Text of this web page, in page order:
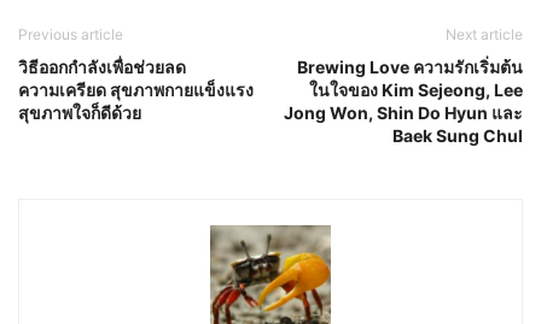
Previous article
วิธีออกกำลังเพื่อช่วยลด
ความเครียด สุขภาพกายแข็งแรง
สุขภาพใจก็ดีด้วย
Next article
Brewing Love ความรักเริ่มต้น
ในใจของ Kim Sejeong, Lee
Jong Won, Shin Do Hyun และ
Baek Sung Chul